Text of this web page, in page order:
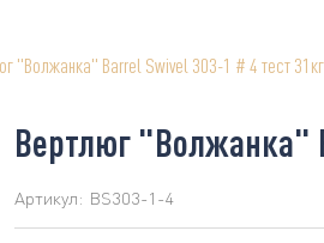
"Волжанка" Barrel Swivel 303-1 # 4 тест
Вертлюг "Волжанка"
Артикул: BS303-1-4